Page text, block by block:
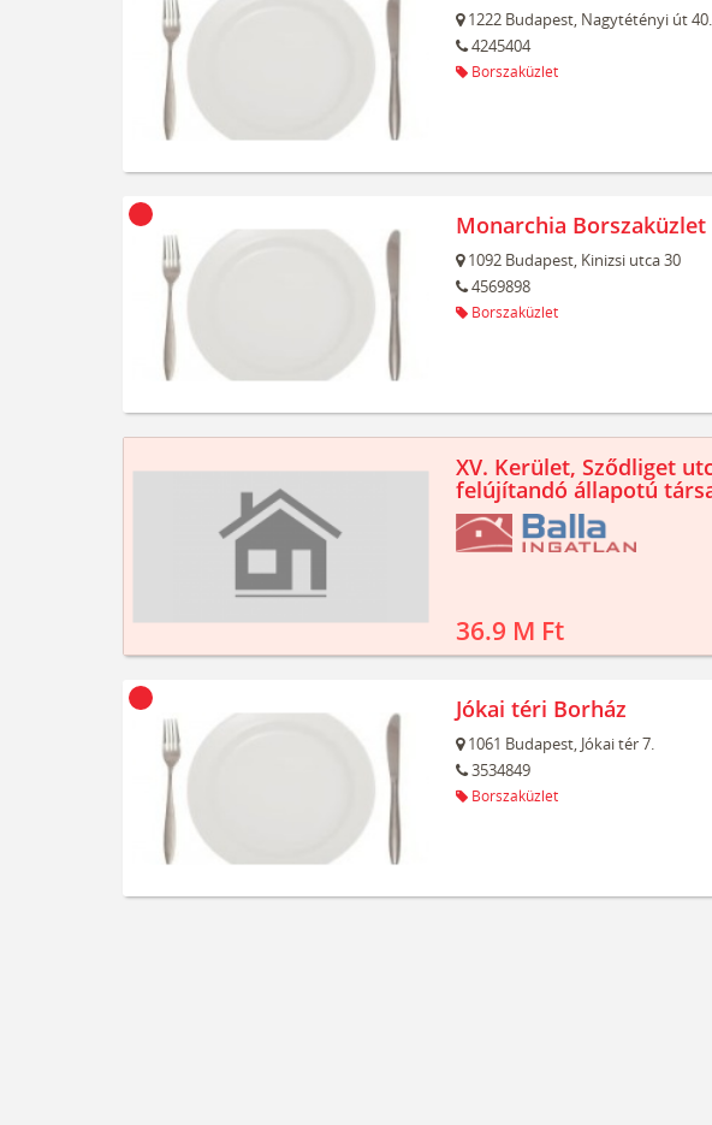
1222 Budapest, Nagytétényi út 40.
4245404
Borszaküzlet
Monarchia Borszaküzlet
1092 Budapest, Kinizsi utca 30
4569898
Borszaküzlet
XV. Kerület, Sződliget
felújítandó állapotú
36.9 M Ft
Jókai téri Borház
1061 Budapest, Jókai tér 7.
3534849
Borszaküzlet